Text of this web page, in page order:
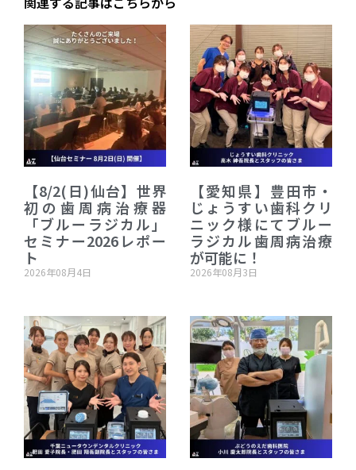
【8/2(日)仙台】世界
初の歯周病治療器
「ブルーラジカル」
セミナー2026レポー
ト
2026年08月4日
【愛知県】豊田市・
じょうすい歯科クリ
ニック様にてブルー
ラジカル歯周病治療
が可能に！
2026年08月3日